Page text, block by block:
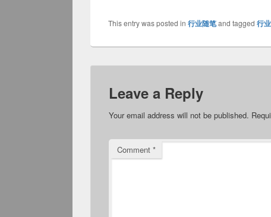
This entry was posted in 行业随笔and tagged 行
Leave a Reply
Your email address will not be published.
Comment *